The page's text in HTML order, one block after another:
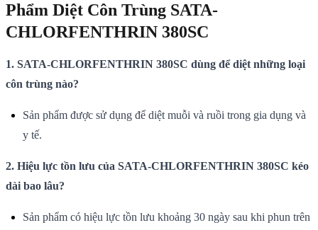
Phẩm Diệt Côn Trùng SATA-
CHLORFENTHRIN 380SC
1. SATA-CHLORFENTHRIN 380SC dùng để diệt những loại
côn trùng nào?
Sản phẩm được sử dụng để diệt muỗi và ruồi trong gia dụng và
y tế.
2. Hiệu lực tồn lưu của SATA-CHLORFENTHRIN 380SC kéo
dài bao lâu?
Sản phẩm có hiệu lực tồn lưu khoảng 30 ngày sau khi phun trên